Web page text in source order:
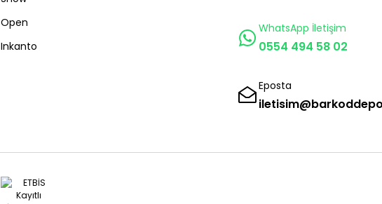
Open
Inkanto
WhatsApp İletişim
0554 494 58 02
Eposta